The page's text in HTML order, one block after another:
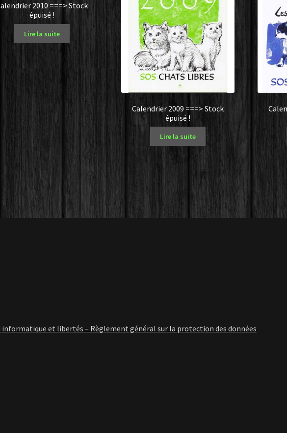
2010 ===> Stock
épuisé !
Lire la suite
Calendrier 2009 ===> Stock
épuisé !
Lire la suite
informatique et libertés – Règlement général sur la protection des données